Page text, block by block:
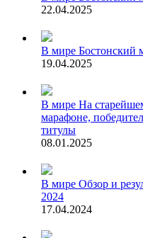
22.04.2025
В мире Бостонский
19.04.2025
В мире На
марафоне,
титулы
08.01.2025
В мире Обзор и
2024
17.04.2024